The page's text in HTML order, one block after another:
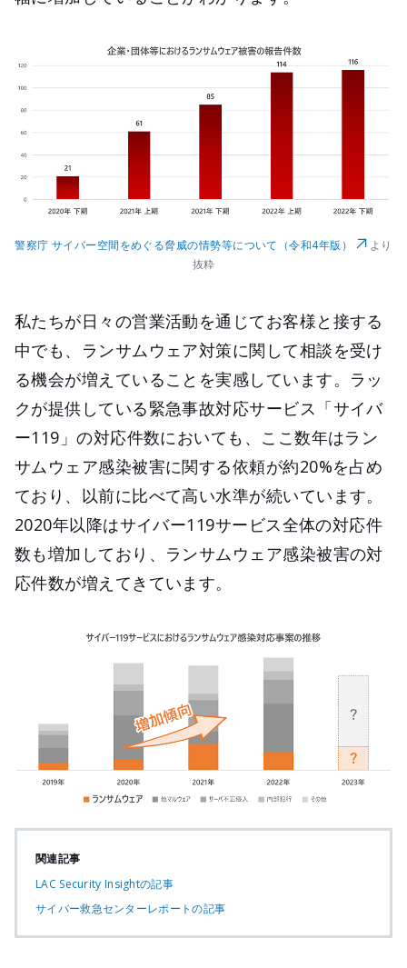
警察庁 サイバー空間をめぐる脅威の情勢等について（令和4年版）
より
抜粋
私たちが日々の営業活動を通じてお客様と接する
中でも、ランサムウェア対策に関して相談を受け
る機会が増えていることを実感しています。ラッ
クが提供している緊急事故対応サービス「サイバ
ー119」の対応件数においても、ここ数年はラン
サムウェア感染被害に関する依頼が約20%を占め
ており、以前に比べて高い水準が続いています。
2020年以降はサイバー119サービス全体の対応件
数も増加しており、ランサムウェア感染被害の対
応件数が増えてきています。
関連記事
LAC Security Insightの記事
サイバー救急センターレポートの記事